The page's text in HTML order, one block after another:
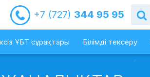
+7 (727) 344 95 95
ҰБТ сұрақтары Білімді тексеру